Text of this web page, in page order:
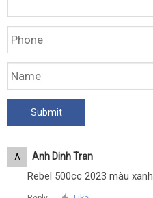
A Anh Dinh Tran
Rebel 500cc 2023 màu xanh